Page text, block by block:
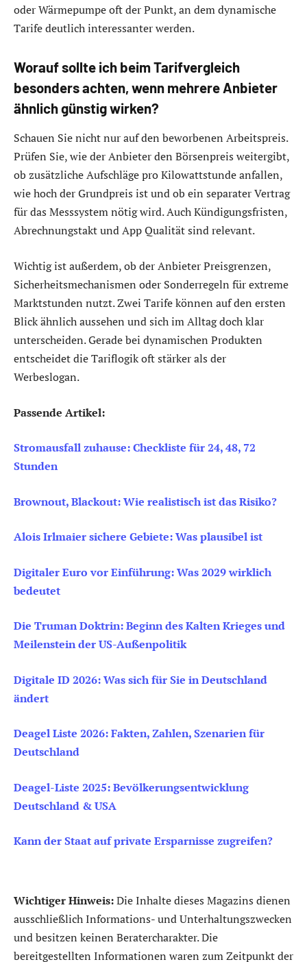
oder Wärmepumpe oft der Punkt, an dem dynamische
Tarife deutlich interessanter werden.
Worauf sollte ich beim Tarifvergleich
besonders achten, wenn mehrere Anbieter
ähnlich günstig wirken?
Schauen Sie nicht nur auf den beworbenen Arbeitspreis.
Prüfen Sie, wie der Anbieter den Börsenpreis weitergibt,
ob zusätzliche Aufschläge pro Kilowattstunde anfallen,
wie hoch der Grundpreis ist und ob ein separater Vertrag
für das Messsystem nötig wird. Auch Kündigungsfristen,
Abrechnungstakt und App Qualität sind relevant.
Wichtig ist außerdem, ob der Anbieter Preisgrenzen,
Sicherheitsmechanismen oder Sonderregeln für extreme
Marktstunden nutzt. Zwei Tarife können auf den ersten
Blick ähnlich aussehen und sich im Alltag doch klar
unterscheiden. Gerade bei dynamischen Produkten
entscheidet die Tariflogik oft stärker als der
Werbeslogan.
Passende Artikel:
Stromausfall zuhause: Checkliste für 24, 48, 72
Stunden
Brownout, Blackout: Wie realistisch ist das Risiko?
Alois Irlmaier sichere Gebiete: Was plausibel ist
Digitaler Euro vor Einführung: Was 2029 wirklich
bedeutet
Die Truman Doktrin: Beginn des Kalten Krieges und
Meilenstein der US-Außenpolitik
Digitale ID 2026: Was sich für Sie in Deutschland
ändert
Deagel Liste 2026: Fakten, Zahlen, Szenarien für
Deutschland
Deagel-Liste 2025: Bevölkerungsentwicklung
Deutschland & USA
Kann der Staat auf private Ersparnisse zugreifen?
Wichtiger Hinweis:Die Inhalte dieses Magazins dienen
ausschließlich Informations- und Unterhaltungszwecken
und besitzen keinen Beratercharakter. Die
bereitgestellten Informationen waren zum Zeitpunkt der